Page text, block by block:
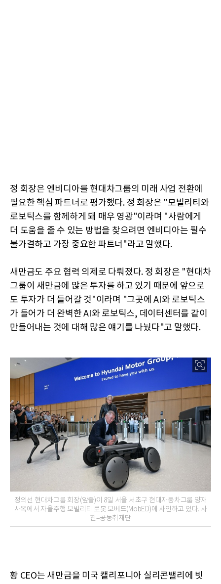
정 회장은 엔비디아를 현대차그룹의 미래 사업 전환에
필요한 핵심 파트너로 평가했다. 정 회장은 "모빌리티와
로보틱스를 함께하게 돼 매우 영광"이라며 "사람에게
더 도움을 줄 수 있는 방법을 찾으려면 엔비디아는 필수
불가결하고 가장 중요한 파트너"라고 말했다.
새만금도 주요 협력 의제로 다뤄졌다. 정 회장은 "현대차
그룹이 새만금에 많은 투자를 하고 있기 때문에 앞으로
도 투자가 더 들어갈 것"이라며 "그곳에 AI와 로보틱스
가 들어가 더 완벽한 AI와 로보틱스, 데이터센터를 같이
만들어내는 것에 대해 많은 얘기를 나눴다"고 말했다.
정의선 현대차그룹 회장(앞줄)이 8일 서울 서초구 현대자동차그룹 양재
사옥에서 자율주행 모빌리티 로봇 모베드(MobED)에 사인하고 있다. 사
진=공동취재단
황 CEO는 새만금을 미국 캘리포니아 실리콘밸리에 빗